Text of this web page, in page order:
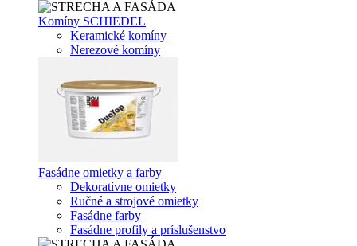
Komíny SCHIEDEL
Keramické komíny
Nerezové komíny
Fasádne omietky a farby
Dekoratívne omietky
Ručné a strojové omietky
Fasádne farby
Fasádne profily a príslušenstvo